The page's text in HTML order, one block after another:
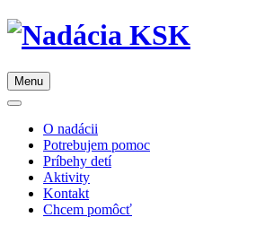
Menu
O nadácii
Potrebujem pomoc
Príbehy detí
Aktivity
Kontakt
Chcem pomôcť